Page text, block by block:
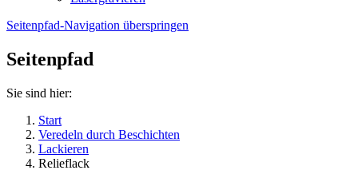
Seitenpfad-Navigation überspringen
Seitenpfad
Sie sind hier:
Start
Veredeln durch Beschichten
Lackieren
Relieflack